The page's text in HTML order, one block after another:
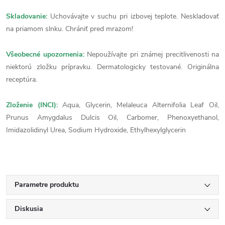
Skladovanie: Uchovávajte v suchu pri izbovej teplote. Neskladovať
na priamom slnku. Chrániť pred mrazom!
Všeobecné upozornenia: Nepoužívajte pri známej precitlivenosti na
niektorú zložku prípravku. Dermatologicky testované. Originálna
receptúra.
Zloženie (INCI):Aqua, Glycerin, Melaleuca Alternifolia Leaf Oil,
Prunus Amygdalus Dulcis Oil, Carbomer, Phenoxyethanol,
Imidazolidinyl Urea, Sodium Hydroxide, Ethylhexylglycerin
Parametre produktu
Diskusia